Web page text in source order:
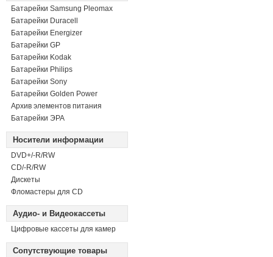
Батарейки Samsung Pleomax
Батарейки Duracell
Батарейки Energizer
Батарейки GP
Батарейки Kodak
Батарейки Philips
Батарейки Sony
Батарейки Golden Power
Архив элементов питания
Батарейки ЭРА
Носители информации
DVD+/-R/RW
СD/-R/RW
Дискеты
Фломастеры для CD
Аудио- и Видеокассеты
Цифровые кассеты для камер
Сопутствующие товары